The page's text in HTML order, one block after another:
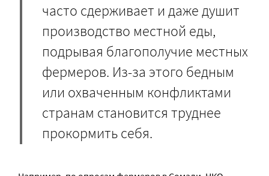
часто сдерживает и даже душит
производство местной еды,
подрывая благополучие местных
фермеров. Из-за этого бедным
или охваченным конфликтами
странам становится труднее
прокормить себя.